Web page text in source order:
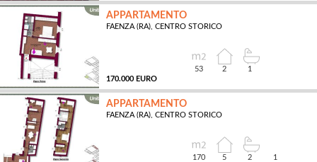
APPARTAMENTO
FAENZA (RA), CENTRO STORICO
170.000 EURO
53 2 1
APPARTAMENTO
FAENZA (RA), CENTRO STORICO
170 5 2 1